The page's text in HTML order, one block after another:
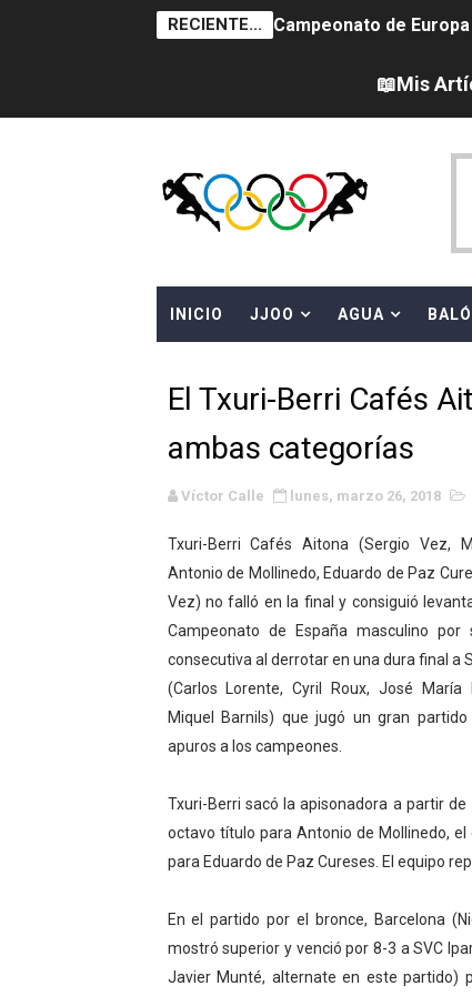
RECIENTE... Campeonato de
AEW - Adam Page
Tour de Francia
Women's Pro Baseball
Campeonato de
WWE NXT - Myles
Canadian Football
EFA y AFLE 2026 -
Grandes éxitos por fin
Campeonato de
Campeonato de
Mundial de lacrosse
Máxima celebración
Mundial de esgrima
Raquel Rodriguez es
Athletes Unlimited
📖Mis
INICIO JJOO AGUA
El Txuri-Berri Cafés
ambas categorías
Víctor Calle lunes, marzo 26, 2018
Txuri-Berri Cafés Aitona (Sergio Vez,
Antonio de Mollinedo, Eduardo de Paz
Vez) no falló en la final y consiguió
Campeonato de España masculino por
consecutiva al derrotar en una dura final a
(Carlos Lorente, Cyril Roux, José María
Miquel Barnils) que jugó un gran
apuros a los campeones.
Txuri-Berri sacó la apisonadora a partir
octavo título para Antonio de Mollinedo,
para Eduardo de Paz Cureses. El equipo
En el partido por el bronce, Barcelona
mostró superior y venció por 8-3 a SVC
Javier Munté, alternate en este partido)